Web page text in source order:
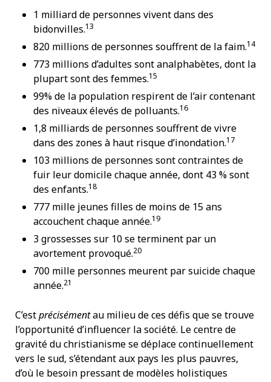
1 milliard de personnes vivent dans des
bidonvilles.13
820 millions de personnes souffrent de la faim.14
773 millions d’adultes sont analphabètes, dont la
plupart sont des femmes.15
99% de la population respirent de l’air contenant
des niveaux élevés de polluants.16
1,8 milliards de personnes souffrent de vivre
dans des zones à haut risque d’inondation.17
103 millions de personnes sont contraintes de
fuir leur domicile chaque année, dont 43 % sont
des enfants.18
777 mille jeunes filles de moins de 15 ans
accouchent chaque année.19
3 grossesses sur 10 se terminent par un
avortement provoqué.20
700 mille personnes meurent par suicide chaque
année.21
C’estprécisémentau milieu de ces défis que se trouve
l’opportunité d’influencer la société. Le centre de
gravité du christianisme se déplace continuellement
vers le sud, s’étendant aux pays les plus pauvres,
d’où le besoin pressant de modèles holistiques